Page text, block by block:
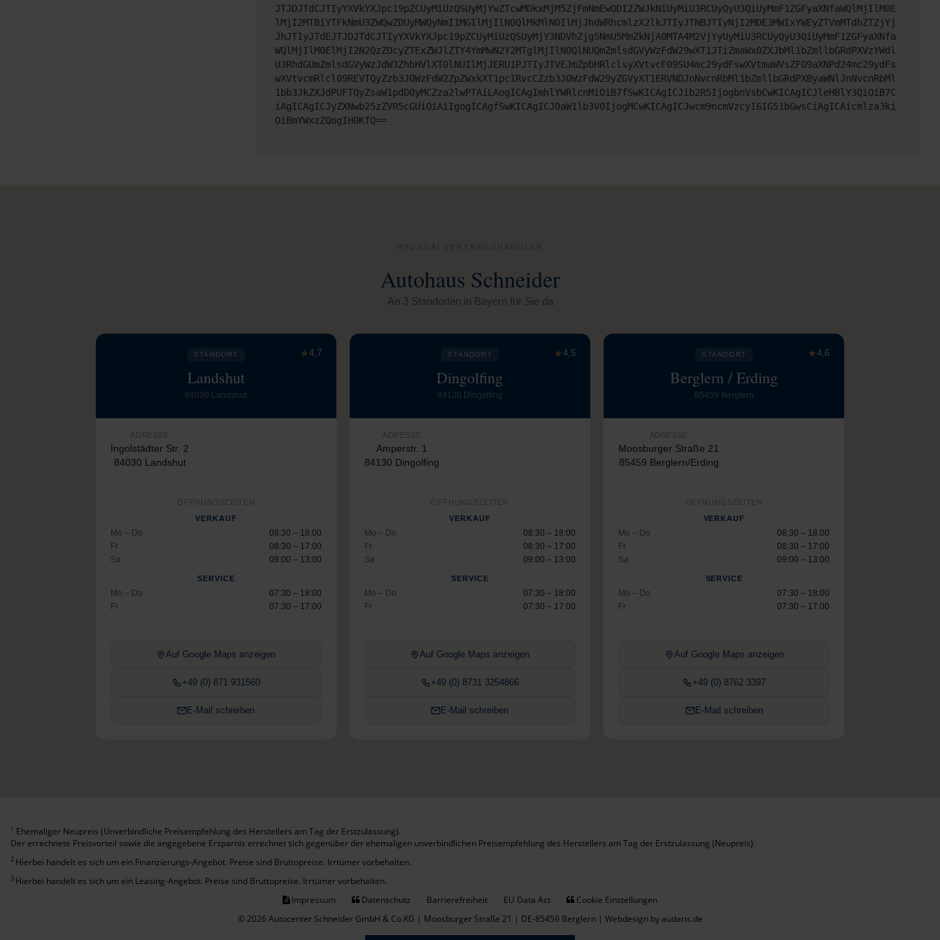
JTJDJTdCJTIyYXVkYXJpc19pZCUyMiUzQSUyMjYwZTcwMDkxMjM5ZjFmNmEwODI2ZWJkNiUyMiU3RCUyQyU3QiUyMmF1ZGFyaXNfaWQlMjIlM0E
lMjI2MTBiYTFkNmU3ZWQwZDUyMWQyNmI1MGIlMjIlN0QlMkMlN0IlMjJhdWRhcmlzX2lkJTIyJTNBJTIyNjI2MDE3MWIxYWEyZTVmMTdhZTZjYj
JhJTIyJTdEJTJDJTdCJTIyYXVkYXJpc19pZCUyMiUzQSUyMjY3NDVhZjg5NmU5MmZkNjA0MTA4M2VjYyUyMiU3RCUyQyU3QiUyMmF1ZGFyaXNfa
WQlMjIlM0ElMjI2N2QzZDcyZTExZWJlZTY4YmMwN2Y2MTglMjIlN0QlNUQmZmlsdGVyWzFdW29wXT1JTiZmaWx0ZXJbMl1bZmllbGRdPXVzYWdl
U3RhdGUmZmlsdGVyWzJdW3ZhbHVlXT0lNUIlMjJERU1PJTIyJTVEJmZpbHRlclsyXVtvcF09SU4mc29ydFswXVtmaWVsZF09aXNPd24mc29ydFs
wXVtvcmRlcl09REVTQyZzb3J0WzFdW2ZpZWxkXT1pc1RvcCZzb3J0WzFdW29yZGVyXT1ERVNDJnNvcnRbMl1bZmllbGRdPXByaWNlJnNvcnRbMl
1bb3JkZXJdPUFTQyZsaW1pdD0yMCZza2lwPTAiLAogICAgImhlYWRlcnMiOiB7fSwKICAgICJib2R5IjogbnVsbCwKICAgICJleHBlY3QiOiB7C
iAgICAgICJyZXNwb25zZVR5cGUiOiAiIgogICAgfSwKICAgICJ0aW1lb3V0IjogMCwKICAgICJwcm9ncmVzcyI6IG51bGwsCiAgICAicmlza3ki
OiBmYWxzZQogIH0KfQ==
Autohaus Schneider
An 3 Standorten in Bayern für Sie da
★4,7
STANDORT
Landshut
84030 Landshut
ADRESSE
Ingolstädter Str. 2
84030 Landshut
ÖFFNUNGSZEITEN
VERKAUF
Mo – Do
08:30 – 18:00
Fr
08:30 – 17:00
Sa
09:00 – 13:00
SERVICE
Mo – Do
07:30 – 18:00
Fr
07:30 – 17:00
Auf Google Maps anzeigen
+49 (0) 871 931560
E-Mail schreiben
★4,5
STANDORT
Dingolfing
84130 Dingolfing
ADRESSE
Amperstr. 1
84130 Dingolfing
ÖFFNUNGSZEITEN
VERKAUF
Mo – Do
08:30 – 18:00
Fr
08:30 – 17:00
Sa
09:00 – 13:00
SERVICE
Mo – Do
07:30 – 18:00
Fr
07:30 – 17:00
Auf Google Maps anzeigen
+49 (0) 8731 3254866
E-Mail schreiben
★4,6
STANDORT
Berglern / Erding
85459 Berglern
ADRESSE
Moosburger Straße 21
85459 Berglern/Erding
ÖFFNUNGSZEITEN
VERKAUF
Mo – Do
08:30 – 18:00
Fr
08:30 – 17:00
Sa
09:00 – 13:00
SERVICE
Mo – Do
07:30 – 18:00
Fr
07:30 – 17:00
Auf Google Maps anzeigen
+49 (0) 8762 3397
E-Mail schreiben
1 Ehemaliger Neupreis (Unverbindliche Preisempfehlung des Herstellers am Tag der Erstzulassung).
Der errechnete Preisvorteil sowie die angegebene Ersparnis errechnet sich gegenüber der ehemaligen unverbindlichen Preisempfehlung des Herstellers am Tag der Erstzulassung (Neupreis).
2 Hierbei handelt es sich um ein Finanzierungs-Angebot. Preise sind Bruttopreise. Irrtümer vorbehalten.
3 Hierbei handelt es sich um ein Leasing-Angebot. Preise sind Bruttopreise. Irrtümer vorbehalten.
Impressum
Datenschutz Barrierefreiheit EU Data Act
Cookie Einstellungen
© 2026 Autocenter Schneider GmbH & Co.KG | Moosburger Straße 21 | DE-85459 Berglern | Webdesign by audaris.de